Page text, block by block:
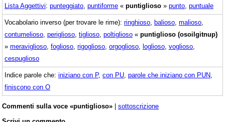
Lista Aggettivi: punteggiato puntiforme « puntiglioso » punto puntuale
Vocabolario inverso (per trovare le rime): ringhioso balioso malioso
contumelioso periglioso tiglioso poltiglioso « puntiglioso (osoilgitnup)
» meraviglioso foglioso rigoglioso orgoglioso loglioso voglioso
cespuglioso
Indice parole che: iniziano con P, con PU parole che iniziano con PUN
finiscono con O
Commenti sulla voce «puntiglioso» | sottoscrizione